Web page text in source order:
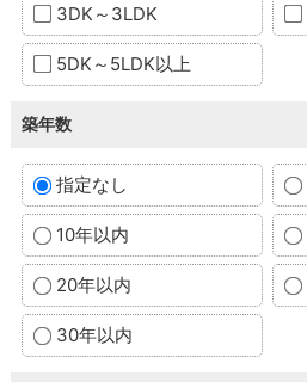
3DK～3LDK
5DK～5LDK以上
築年数
指定なし
10年以内
20年以内
30年以内